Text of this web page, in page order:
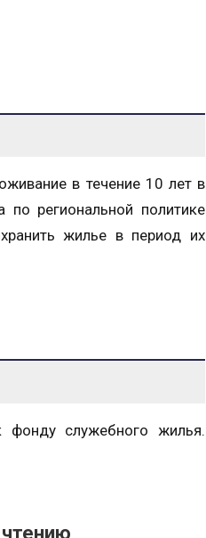
в течение 10 лет в
региональной политике
жилье в период их
служебного жилья.